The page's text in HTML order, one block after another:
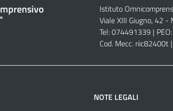
Istituto
Viale XIII Giugno, 42 -
Tel: 074491339 | PEO:
Cod. Mecc.
NOTE LEGALI